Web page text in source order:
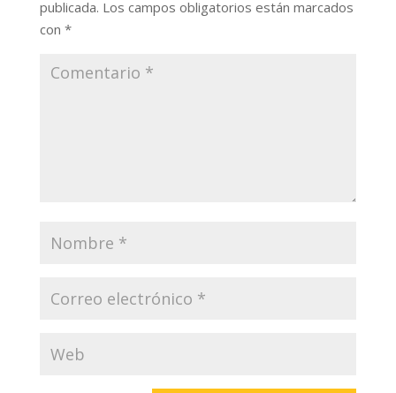
publicada. Los campos obligatorios están marcados
con *